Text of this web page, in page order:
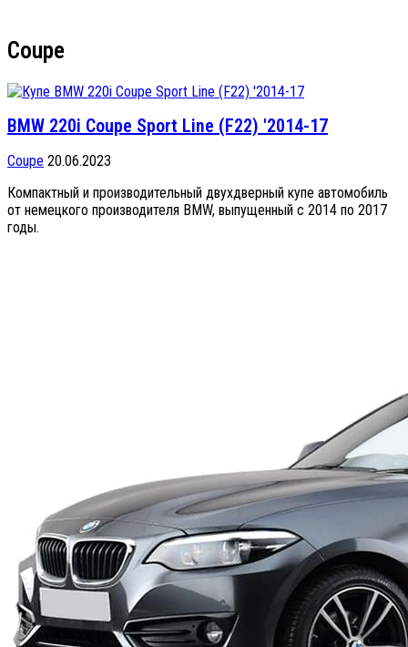
Coupe
BMW 220i Coupe Sport Line (F22) '2014-17
Coupe 20.06.2023
Компактный и производительный двухдверный купе автомобиль
от немецкого производителя BMW, выпущенный с 2014 по 2017
годы.